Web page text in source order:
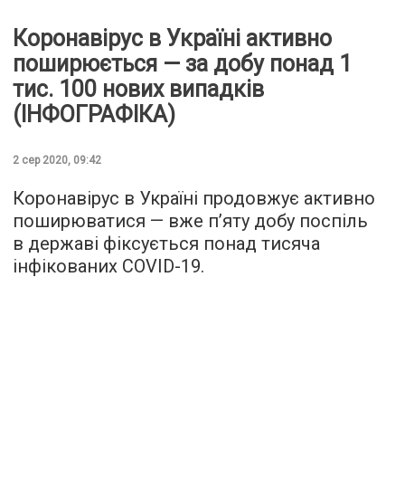
Коронавірус в Україні активно
поширюється — за добу понад 1
тис. 100 нових випадків
(ІНФОГРАФІКА)
2 сер 2020, 09:42
Коронавірус в Україні продовжує активно
поширюватися — вже п’яту добу поспіль
в державі фіксується понад тисяча
інфікованих COVID-19.